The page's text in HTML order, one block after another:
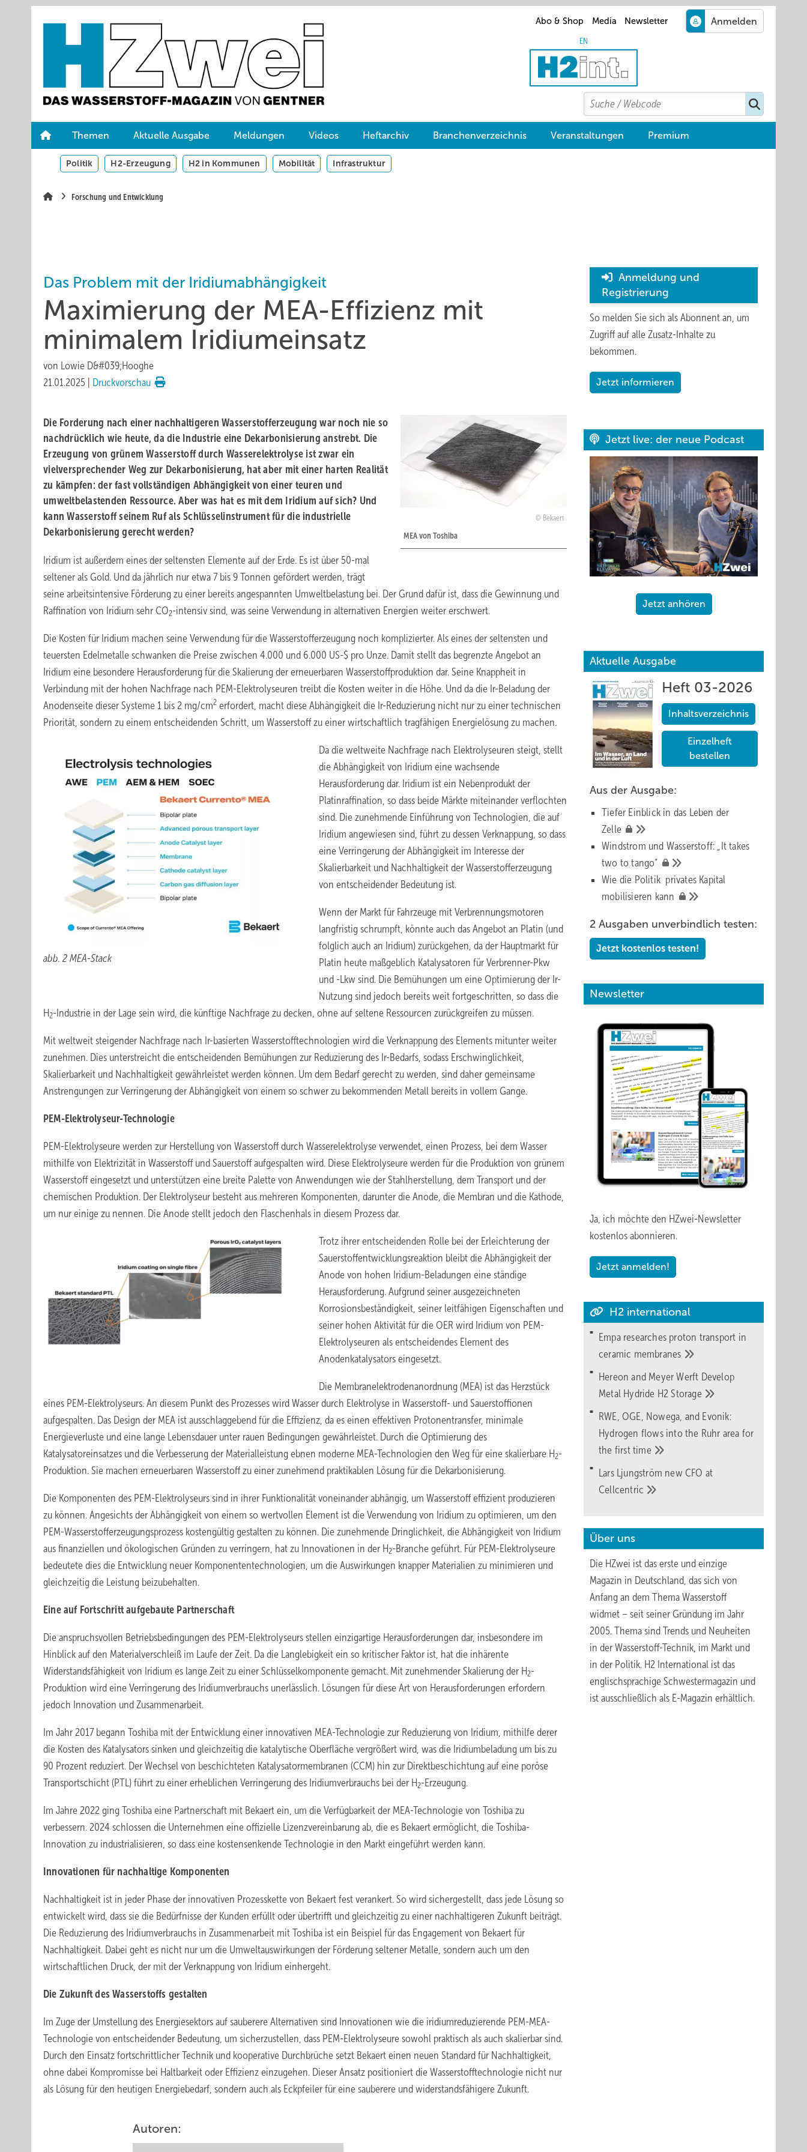
Abo & Shop Media Newsletter
EN
Search
Suchen
Themen Aktuelle Ausgabe Meldungen Videos Heftarchiv Branchenverzeichnis Veranstaltungen Premium
Politik H2-Erzeugung H2 in Kommunen Mobilität Infrastruktur
Forschung und Entwicklung
Das Problem mit der Iridiumabhängigkeit
Maximierung der MEA-Effizienz mit
minimalem Iridiumeinsatz
von Lowie D&#039;Hooghe
21.01.2025
Druckvorschau
Bekaert
MEA von Toshiba
Die Forderung nach einer nachhaltigeren Wasserstofferzeugung war noch nie so
nachdrücklich wie heute, da die Industrie eine Dekarbonisierung anstrebt. Die
Erzeugung von grünem Wasserstoff durch Wasserelektrolyse ist zwar ein
vielversprechender Weg zur Dekarbonisierung, hat aber mit einer harten Realität
zu kämpfen: der fast vollständigen Abhängigkeit von einer teuren und
umweltbelastenden Ressource. Aber was hat es mit dem Iridium auf sich? Und
kann Wasserstoff seinem Ruf als Schlüsselinstrument für die industrielle
Dekarbonisierung gerecht werden?
Iridium ist außerdem eines der seltensten Elemente auf der Erde. Es ist über 50-mal
seltener als Gold. Und da jährlich nur etwa 7 bis 9 Tonnen gefördert werden, trägt
seine arbeitsintensive Förderung zu einer bereits angespannten Umweltbelastung bei. Der Grund dafür ist, dass die Gewinnung und
Raffination von Iridium sehr CO2-intensiv sind, was seine Verwendung in alternativen Energien weiter erschwert.
Die Kosten für Iridium machen seine Verwendung für die Wasserstofferzeugung noch komplizierter. Als eines der seltensten und
teuersten Edelmetalle schwanken die Preise zwischen 4.000 und 6.000 US-$ pro Unze. Damit stellt das begrenzte Angebot an
Iridium eine besondere Herausforderung für die Skalierung der erneuerbaren Wasserstoffproduktion dar. Seine Knappheit in
Verbindung mit der hohen Nachfrage nach PEM-Elektrolyseuren treibt die Kosten weiter in die Höhe. Und da die Ir-Beladung der
Anodenseite dieser Systeme 1 bis 2 mg/cm2 erfordert, macht diese Abhängigkeit die Ir-Reduzierung nicht nur zu einer technischen
Priorität, sondern zu einem entscheidenden Schritt, um Wasserstoff zu einer wirtschaftlich tragfähigen Energielösung zu machen.
abb. 2 MEA-Stack
Da die weltweite Nachfrage nach Elektrolyseuren steigt, stellt
die Abhängigkeit von Iridium eine wachsende
Herausforderung dar. Iridium ist ein Nebenprodukt der
Platinraffination, so dass beide Märkte miteinander verflochten
sind. Die zunehmende Einführung von Technologien, die auf
Iridium angewiesen sind, führt zu dessen Verknappung, so dass
eine Verringerung der Abhängigkeit im Interesse der
Skalierbarkeit und Nachhaltigkeit der Wasserstofferzeugung
von entscheidender Bedeutung ist.
Wenn der Markt für Fahrzeuge mit Verbrennungsmotoren
langfristig schrumpft, könnte auch das Angebot an Platin (und
folglich auch an Iridium) zurückgehen, da der Hauptmarkt für
Platin heute maßgeblich Katalysatoren für Verbrenner-Pkw
und -Lkw sind. Die Bemühungen um eine Optimierung der Ir-
Nutzung sind jedoch bereits weit fortgeschritten, so dass die
H2-Industrie in der Lage sein wird, die künftige Nachfrage zu decken, ohne auf seltene Ressourcen zurückgreifen zu müssen.
Mit weltweit steigender Nachfrage nach Ir-basierten Wasserstofftechnologien wird die Verknappung des Elements mitunter weiter
zunehmen. Dies unterstreicht die entscheidenden Bemühungen zur Reduzierung des Ir-Bedarfs, sodass Erschwinglichkeit,
Skalierbarkeit und Nachhaltigkeit gewährleistet werden können. Um dem Bedarf gerecht zu werden, sind daher gemeinsame
Anstrengungen zur Verringerung der Abhängigkeit von einem so schwer zu bekommenden Metall bereits in vollem Gange.
PEM-Elektrolyseur-Technologie
PEM-Elektrolyseure werden zur Herstellung von Wasserstoff durch Wasserelektrolyse verwendet, einen Prozess, bei dem Wasser
mithilfe von Elektrizität in Wasserstoff und Sauerstoff aufgespalten wird. Diese Elektrolyseure werden für die Produktion von grünem
Wasserstoff eingesetzt und unterstützen eine breite Palette von Anwendungen wie der Stahlherstellung, dem Transport und der
chemischen Produktion. Der Elektrolyseur besteht aus mehreren Komponenten, darunter die Anode, die Membran und die Kathode,
um nur einige zu nennen. Die Anode stellt jedoch den Flaschenhals in diesem Prozess dar.
Trotz ihrer entscheidenden Rolle bei der Erleichterung der
Sauerstoffentwicklungsreaktion bleibt die Abhängigkeit der
Anode von hohen Iridium-Beladungen eine ständige
Herausforderung. Aufgrund seiner ausgezeichneten
Korrosionsbeständigkeit, seiner leitfähigen Eigenschaften und
seiner hohen Aktivität für die OER wird Iridium von PEM-
Elektrolyseuren als entscheidendes Element des
Anodenkatalysators eingesetzt.
Die Membranelektrodenanordnung (MEA) ist das Herzstück
eines PEM-Elektrolyseurs. An diesem Punkt des Prozesses wird Wasser durch Elektrolyse in Wasserstoff- und Sauerstoffionen
aufgespalten. Das Design der MEA ist ausschlaggebend für die Effizienz, da es einen effektiven Protonentransfer, minimale
Energieverluste und eine lange Lebensdauer unter rauen Bedingungen gewährleistet. Durch die Optimierung des
Katalysatoreinsatzes und die Verbesserung der Materialleistung ebnen moderne MEA-Technologien den Weg für eine skalierbare H2-
Produktion. Sie machen erneuerbaren Wasserstoff zu einer zunehmend praktikablen Lösung für die Dekarbonisierung.
Die Komponenten des PEM-Elektrolyseurs sind in ihrer Funktionalität voneinander abhängig, um Wasserstoff effizient produzieren
zu können. Angesichts der Abhängigkeit von einem so wertvollen Element ist die Verwendung von Iridium zu optimieren, um den
PEM-Wasserstofferzeugungsprozess kostengültig gestalten zu können. Die zunehmende Dringlichkeit, die Abhängigkeit von Iridium
aus finanziellen und ökologischen Gründen zu verringern, hat zu Innovationen in der H2-Branche geführt. Für PEM-Elektrolyseure
bedeutete dies die Entwicklung neuer Komponententechnologien, um die Auswirkungen knapper Materialien zu minimieren und
gleichzeitig die Leistung beizubehalten.
Eine auf Fortschritt aufgebaute Partnerschaft
Die anspruchsvollen Betriebsbedingungen des PEM-Elektrolyseurs stellen einzigartige Herausforderungen dar, insbesondere im
Hinblick auf den Materialverschleiß im Laufe der Zeit. Da die Langlebigkeit ein so kritischer Faktor ist, hat die inhärente
Widerstandsfähigkeit von Iridium es lange Zeit zu einer Schlüsselkomponente gemacht. Mit zunehmender Skalierung der H2-
Produktion wird eine Verringerung des Iridiumverbrauchs unerlässlich. Lösungen für diese Art von Herausforderungen erfordern
jedoch Innovation und Zusammenarbeit.
Im Jahr 2017 begann Toshiba mit der Entwicklung einer innovativen MEA-Technologie zur Reduzierung von Iridium, mithilfe derer
die Kosten des Katalysators sinken und gleichzeitig die katalytische Oberfläche vergrößert wird, was die Iridiumbeladung um bis zu
90 Prozent reduziert. Der Wechsel von beschichteten Katalysatormembranen (CCM) hin zur Direktbeschichtung auf eine poröse
Transportschicht (PTL) führt zu einer erheblichen Verringerung des Iridiumverbrauchs bei der H2-Erzeugung.
Im Jahre 2022 ging Toshiba eine Partnerschaft mit Bekaert ein, um die Verfügbarkeit der MEA-Technologie von Toshiba zu
verbessern. 2024 schlossen die Unternehmen eine offizielle Lizenzvereinbarung ab, die es Bekaert ermöglicht, die Toshiba-
Innovation zu industrialisieren, so dass eine kostensenkende Technologie in den Markt eingeführt werden kann.
Innovationen für nachhaltige Komponenten
Nachhaltigkeit ist in jeder Phase der innovativen Prozesskette von Bekaert fest verankert. So wird sichergestellt, dass jede Lösung so
entwickelt wird, dass sie die Bedürfnisse der Kunden erfüllt oder übertrifft und gleichzeitig zu einer nachhaltigeren Zukunft beiträgt.
Die Reduzierung des Iridiumverbrauchs in Zusammenarbeit mit Toshiba ist ein Beispiel für das Engagement von Bekaert für
Nachhaltigkeit. Dabei geht es nicht nur um die Umweltauswirkungen der Förderung seltener Metalle, sondern auch um den
wirtschaftlichen Druck, der mit der Verknappung von Iridium einhergeht.
Die Zukunft des Wasserstoffs gestalten
Im Zuge der Umstellung des Energiesektors auf sauberere Alternativen sind Innovationen wie die iridiumreduzierende PEM-MEA-
Technologie von entscheidender Bedeutung, um sicherzustellen, dass PEM-Elektrolyseure sowohl praktisch als auch skalierbar sind.
Durch den Einsatz fortschrittlicher Technik und kooperative Durchbrüche setzt Bekaert einen neuen Standard für Nachhaltigkeit,
ohne dabei Kompromisse bei Haltbarkeit oder Effizienz einzugehen. Dieser Ansatz positioniert die Wasserstofftechnologie nicht nur
als Lösung für den heutigen Energiebedarf, sondern auch als Eckpfeiler für eine sauberere und widerstandsfähigere Zukunft.
Autoren:
Anmeldung und
Registrierung
So melden Sie sich als Abonnent an, um
Zugriff auf alle Zusatz-Inhalte zu
bekommen.
Jetzt informieren
Jetzt live: der neue Podcast
Jetzt anhören
Aktuelle Ausgabe
Heft 03-2026
Inhaltsverzeichnis
Einzelheft
bestellen
Aus der Ausgabe:
Tiefer Einblick in das Leben der
Zelle
Windstrom und Wasserstoff: „It takes
two totango“
Wie die Politik privates Kapital
mobilisieren kann
2 Ausgaben unverbindlich testen:
Jetzt kostenlos testen!
Newsletter
Ja, ich möchte den HZwei-Newsletter
kostenlos abonnieren.
Jetzt anmelden!
H2 international
Empa researches proton transport in
ceramic membranes
Hereon and Meyer Werft Develop
Metal Hydride H2Storage
RWE, OGE, Nowega, and Evonik:
Hydrogen flows into the Ruhr area for
the firsttime
Lars Ljungström new CFO at
Cellcentric
Über uns
Die HZwei ist das erste und einzige
Magazin in Deutschland, das sich von
Anfang an dem Thema Wasserstoff
widmet – seit seiner Gründung im Jahr
2005. Thema sind Trends und Neuheiten
in der Wasserstoff-Technik, im Markt und
in der Politik. H2 International ist das
englischsprachige Schwestermagazin und
ist ausschließlich als E-Magazin erhältlich.